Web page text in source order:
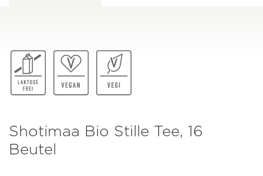
Shotimaa Bio Stille Tee, 16
Beutel